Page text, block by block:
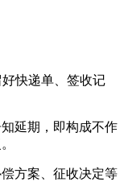
快递单、签收记
延期，即构成不作
方案、征收决定等